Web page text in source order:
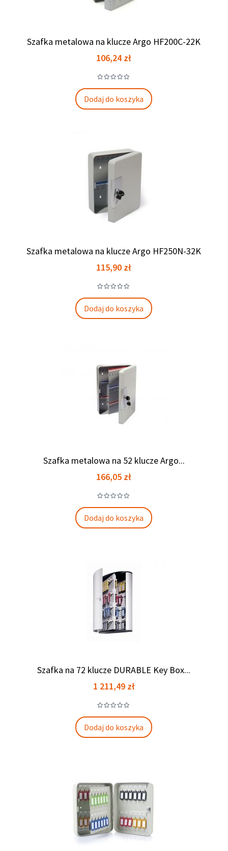
Szafka metalowa na klucze Argo HF200C-22K
Cena
106,24 zł
Dodaj do koszyka
Szafka metalowa na klucze Argo HF250N-32K
Cena
115,90 zł
Dodaj do koszyka
Szafka metalowa na 52 klucze Argo...
Cena
166,05 zł
Dodaj do koszyka
Szafka na 72 klucze DURABLE Key Box...
Cena
1 211,49 zł
Dodaj do koszyka